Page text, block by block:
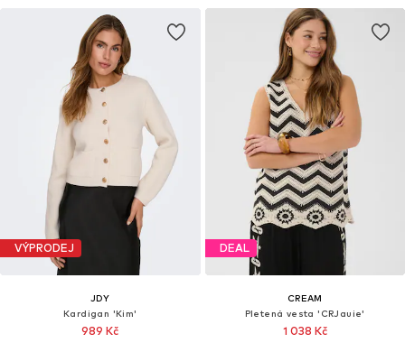
VÝPRODEJ
JDY
Kardigan 'Kim'
989 Kč
DEAL
CREAM
Pletená vesta 'CRJauie'
1 038 Kč